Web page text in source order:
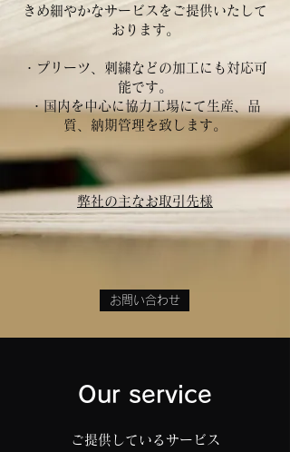
お問い合わせ
きめ細やかなサービスをご提供いたして
おります。
・プリーツ、刺繍などの加工にも対応可
能です。
・国内を中心に協力工場にて生産、品
質、納期管理を致します。
弊社の主なお取引先様
Our service
ご提供しているサービス